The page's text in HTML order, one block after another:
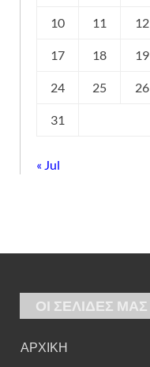
10 11 12
17 18 19
24 25 26
31
« Jul
ΟΙ ΣΕΛΙΔΕΣ ΜΑΣ
ΑΡΧΙΚΗ